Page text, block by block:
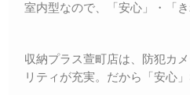
室内型なので、「安心」・「
収納プラス萱町店は、防犯カ
リティが充実。だから「安心」